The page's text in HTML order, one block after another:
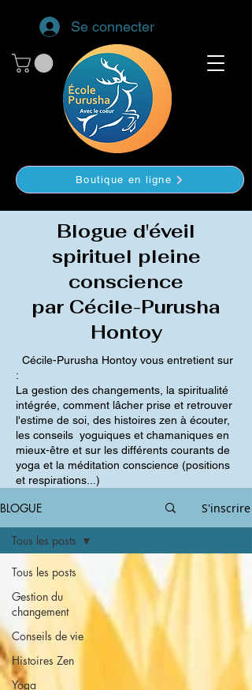
Se connecter
Boutique en ligne
Blogue d'éveil
spirituel pleine
conscience
par Cécile-Purusha
Hontoy
Cécile-Purusha Hontoy vous entretient sur
:
La gestion des changements, la spiritualité
intégrée, comment lâcher prise et retrouver
l'estime de soi, des histoires zen à écouter,
les conseils yoguiques et chamaniques en
mieux-être et sur les différents courants de
yoga et la méditation conscience (positions
et respirations...)
BLOGUE S'inscrire
Tous les posts
Gestion du
changement
Conseils de vie
Histoires Zen
Yoga
Tous les posts